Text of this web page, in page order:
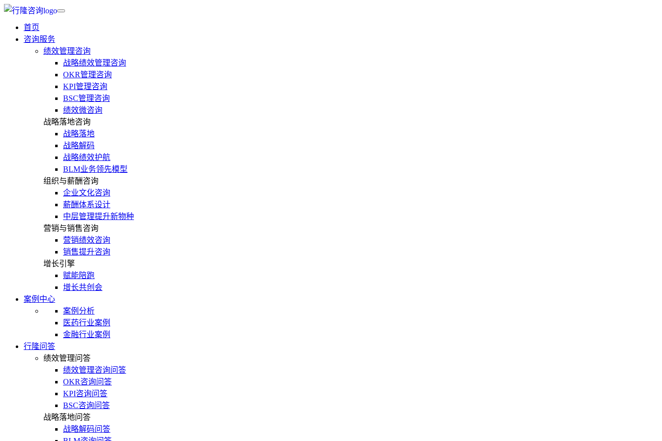
首页
咨询服务
绩效管理咨询
战略绩效管理咨询
OKR管理咨询
KPI管理咨询
BSC管理咨询
绩效微咨询
战略落地咨询
战略落地
战略解码
战略绩效护航
BLM业务领先模型
组织与薪酬咨询
企业文化咨询
薪酬体系设计
中层管理提升新物种
营销与销售咨询
营销绩效咨询
销售提升咨询
增长引擎
赋能陪跑
增长共创会
案例中心
案例分析
医药行业案例
金融行业案例
行隆问答
绩效管理问答
绩效管理咨询问答
OKR咨询问答
KPI咨询问答
BSC咨询问答
战略落地问答
战略解码问答